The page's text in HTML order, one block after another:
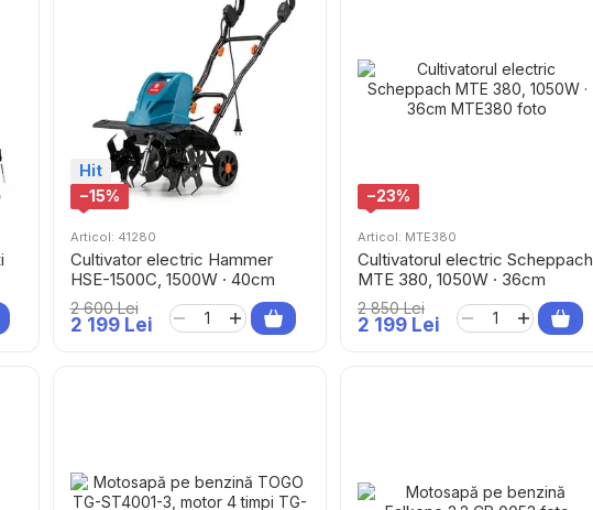
Hit
−15%
Articol: 41280
Cultivator electric Hammer
HSE-1500C, 1500W · 40cm
2 600 Lei
2 199 Lei
−23%
Articol: MTE380
Cultivatorul electric Scheppach
MTE 380, 1050W · 36cm
2 850 Lei
2 199 Lei